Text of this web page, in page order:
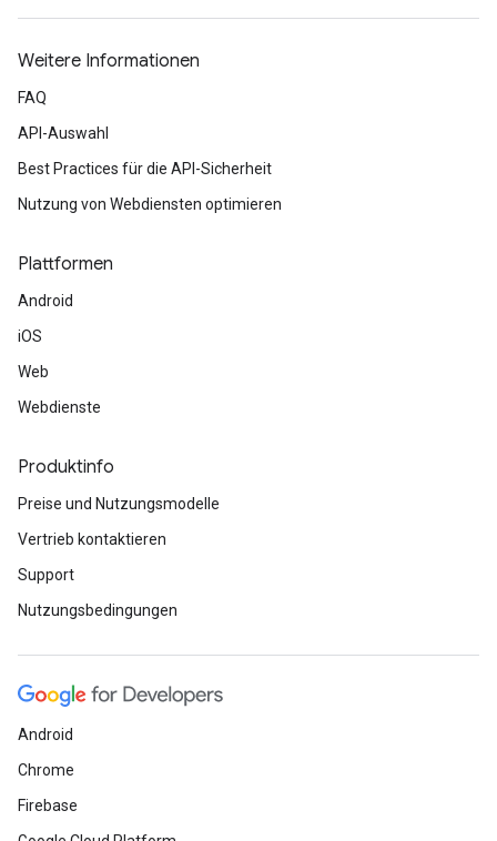
Weitere Informationen
FAQ
API-Auswahl
Best Practices für die API-Sicherheit
Nutzung von Webdiensten optimieren
Plattformen
Android
iOS
Web
Webdienste
Produktinfo
Preise und Nutzungsmodelle
Vertrieb kontaktieren
Support
Nutzungsbedingungen
Android
Chrome
Firebase